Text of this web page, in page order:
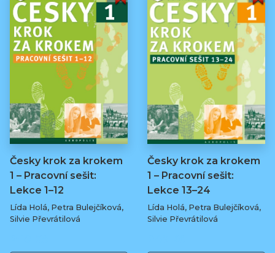
Česky krok za krokem
1 – Pracovní sešit:
Lekce 1–12
Lída Holá, Petra Bulejčíková,
Silvie Převrátilová
Česky krok za krokem
1 – Pracovní sešit:
Lekce 13–24
Lída Holá, Petra Bulejčíková,
Silvie Převrátilová